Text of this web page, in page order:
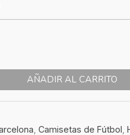
AÑADIR AL CARRITO
Camisetas de Fútbol